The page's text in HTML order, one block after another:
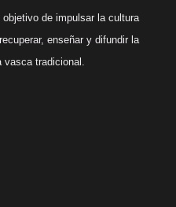
de impulsar la cultura
enseñar y difundir la
tradicional.